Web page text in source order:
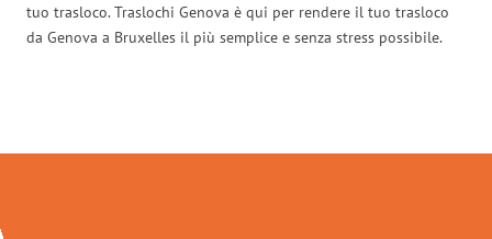
tuo trasloco. Traslochi Genova è qui per rendere il tuo trasloco
da Genova a Bruxelles il più semplice e senza stress possibile.